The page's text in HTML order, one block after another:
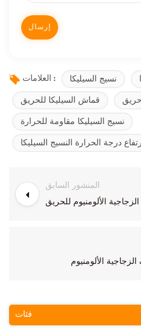
العلامات : نسيج السيليكا
قماش السيليكا للحريق
نسيج السيليكا مقاومة للحرارة
درجة الحرارة النسيج السيليكا
المنشور السابق
الألومنيوم للحريق
الألومنيوم
فئات